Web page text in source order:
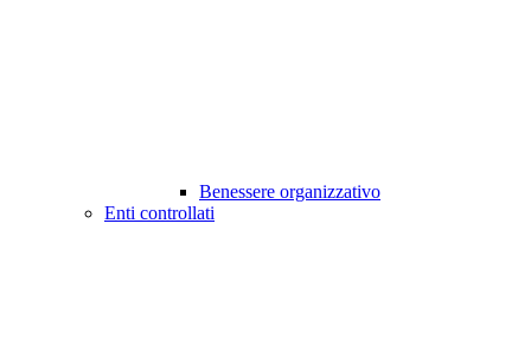
Benessere organizzativo
Enti controllati